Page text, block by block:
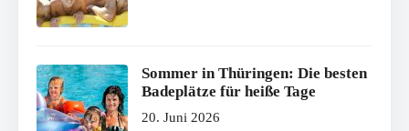
Sommer in Thüringen: Die besten
Badeplätze für heiße Tage
20. Juni 2026